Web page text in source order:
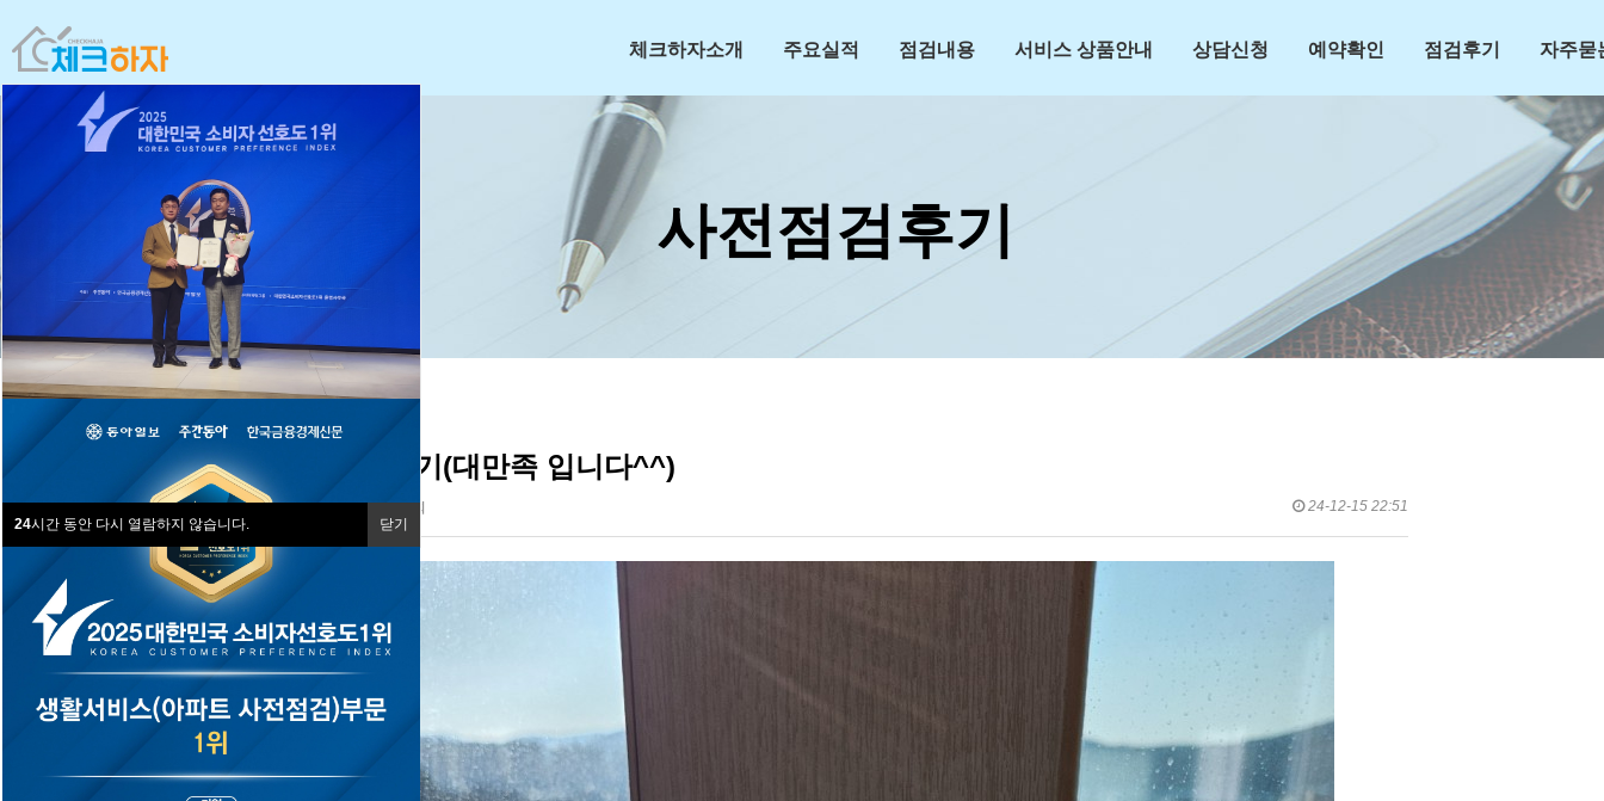
24시간 동안 다시 열람하지 않습니다. 닫기
체크하자소개 주요실적 점검내용 서비스 상품안내 상담신청 예약확인 점검후기 자주묻
사전점검후기
사전점검 후기(대만족 입니다^^)
김*수 0건 983회 24-12-15 22:51